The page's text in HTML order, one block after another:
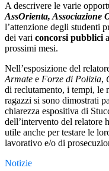
A descrivere le varie
AssOrienta, Associazione
l’attenzione degli studenti
dei vari concorsi pubblici
prossimi mesi.
Nell’esposizione del
Armate e Forze di Polizia,
di reclutamento, i tempi, le
ragazzi si sono dimostrati
chiarezza espositiva di
dell’intervento del relatore
utile anche per testare le
lavorativo e/o di
Notizie